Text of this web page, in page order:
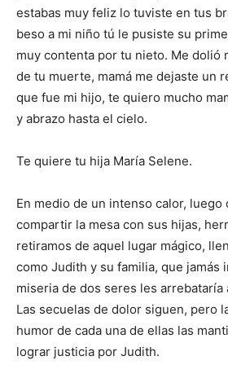
estabas muy feliz lo tuviste en tus
beso a mi niño tú le pusiste su
muy contenta por tu nieto. Me dolió
de tu muerte, mamá me dejaste un
que fue mi hijo, te quiero mucho
y abrazo hasta el cielo.
Te quiere tu hija María Selene.
En medio de un intenso calor, luego
compartir la mesa con sus hijas,
retiramos de aquel lugar mágico,
como Judith y su familia, que jamás
miseria de dos seres les arrebataría
Las secuelas de dolor siguen, pero
humor de cada una de ellas las
lograr justicia por Judith.